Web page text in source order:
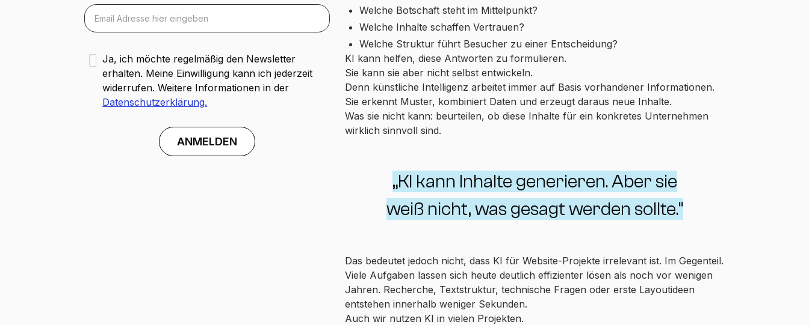
Ja, ich möchte regelmäßig den Newsletter
erhalten. Meine Einwilligung kann ich jederzeit
widerrufen. Weitere Informationen in der
Datenschutzerklärung.
ANMELDEN
Welche Botschaft steht im Mittelpunkt?
Welche Inhalte schaffen Vertrauen?
Welche Struktur führt Besucher zu einer Entscheidung?
KI kann helfen, diese Antworten zu formulieren.
Sie kann sie aber nicht selbst entwickeln.
Denn künstliche Intelligenz arbeitet immer auf Basis vorhandener Informationen.
Sie erkennt Muster, kombiniert Daten und erzeugt daraus neue Inhalte.
Was sie nicht kann: beurteilen, ob diese Inhalte für ein konkretes Unternehmen
wirklich sinnvoll sind.
„KI kann Inhalte generieren. Aber sie
weiß nicht, was gesagt werden sollte.“
Das bedeutet jedoch nicht, dass KI für Website-Projekte irrelevant ist. Im Gegenteil.
Viele Aufgaben lassen sich heute deutlich effizienter lösen als noch vor wenigen
Jahren. Recherche, Textstruktur, technische Fragen oder erste Layoutideen
entstehen innerhalb weniger Sekunden.
Auch wir nutzen KI in vielen Projekten.